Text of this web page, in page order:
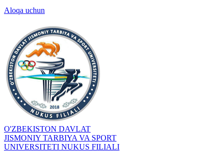
Aloqa uchun
O'ZBEKISTON DAVLAT
JISMONIY TARBIYA VA SPORT
UNIVERSITETI NUKUS FILIALI